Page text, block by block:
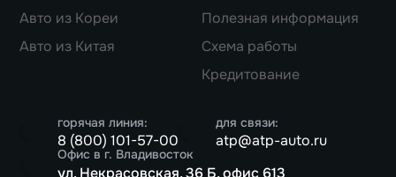
Авто из Кореи
Авто из Китая
Полезная информация
Схема работы
Кредитование
горячая линия:
8 (800) 101-57-00
для связи:
atp@atp-auto.ru
Офис в г. Владивосток
ул. Некрасовская, 36 Б, офис 613